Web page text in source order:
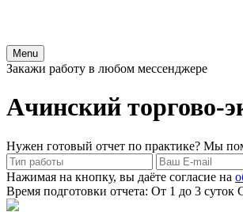
Menu
Закажи работу в любом мессенджере
Ачинский торгово-
Нужен готовый отчет по практике? Мы
Нажимая на кнопку, вы даёте согласие на
Время подготовки отчета: От 1 до 3 суток